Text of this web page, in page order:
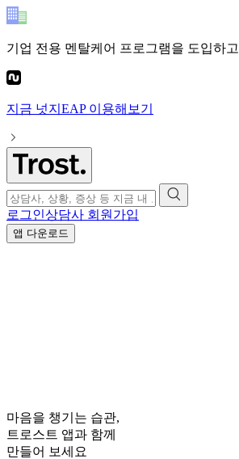
기업 전용 멘탈케어 프로그램을 도입하
지금 넛지EAP이용해보기
로그인상담사 회원가입
앱 다운로드
마음을 챙기는 습관,
트로스트 앱과 함께
만들어 보세요